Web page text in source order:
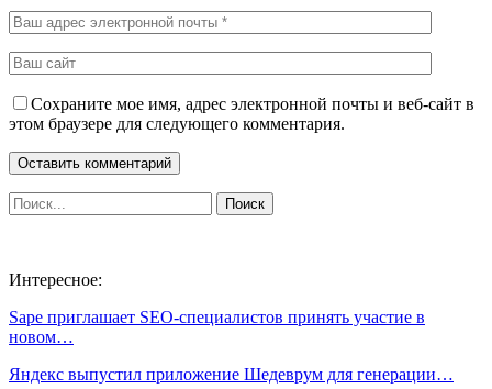
Сохраните мое имя, адрес электронной почты и веб-сайт в
этом браузере для следующего комментария.
Интересное:
Sape приглашает SEO-специалистов принять участие в
новом…
Яндекс выпустил приложение Шедеврум для генерации…